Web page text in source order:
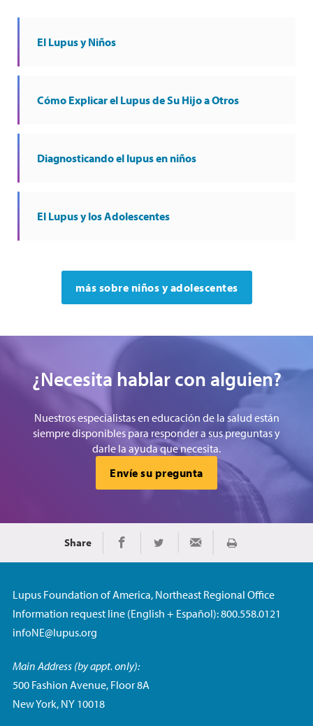
El Lupus y Niños
Cómo Explicar el Lupus de Su Hijo a Otros
Diagnosticando el lupus en niños
El Lupus y los Adolescentes
más sobre niños y adolescentes
¿Necesita hablar con alguien?
Nuestros especialistas en educación de la salud están
siempre disponibles para responder a sus preguntas y
darle la ayuda que necesita.
Envíe su pregunta
Share Share on Facebook
Share on TwitterShare via EmailImprimir
Lupus Foundation of America, Northeast Regional Office
Information request line (English + Español): 800.558.0121
infoNE@lupus.org
Main Address (by appt. only):
500 Fashion Avenue, Floor 8A
New York, NY 10018